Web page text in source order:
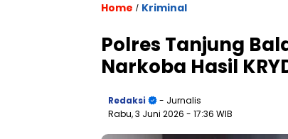
Home / Kriminal
Polres Tanjung
Narkoba Hasil
Redaksi
- Jurnalis
Rabu, 3 Juni 2026 - 17:36 WIB